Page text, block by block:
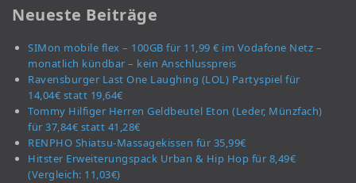
Neueste Beiträge
SIMon mobile flex – 100GB für 11,99 € im Vodafone Netz –
monatlich kündbar – kein Anschlusspreis
Ravensburger Last One Laughing (LOL) Partyspiel für
14,04€ statt 19,64€
Tommy Hilfiger Herren Geldbeutel Eton (Leder, Münzfach)
für 37,84€ statt 41,28€
RENPHO Shiatsu-Massagekissen für 35,99€
Hitster Erweiterungspack Urban & Hip Hop für 8,49€
(Vergleich: 11,03€)